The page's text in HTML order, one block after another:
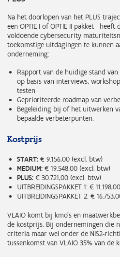
Na het doorlopen van het PLUS
een OPTIE I of OPTIE II pakket -
voldoende cybersecurity
toekomstige uitdagingen te kunnen
onderneming:
Rapport van de huidige stand
op basis van interviews,
testen
Geprioriteerde roadmap van
Begeleiding bij of het uitwerken
bepaalde verbeterpunten.
Kostprijs
START: € 9.156,00 (excl. btw)
MEDIUM: € 19.548,00 (excl. btw)
PLUS: € 30.721,00 (excl. btw)
UITBREIDINGSPAKKET 1: €
UITBREIDINGSPAKKET 2: €
VLAIO komt bij kmo’s en
de kostprijs. Bij ondernemingen die
criteria maar wel onder de NIS2-
tussenkomst van VLAIO 35% van de